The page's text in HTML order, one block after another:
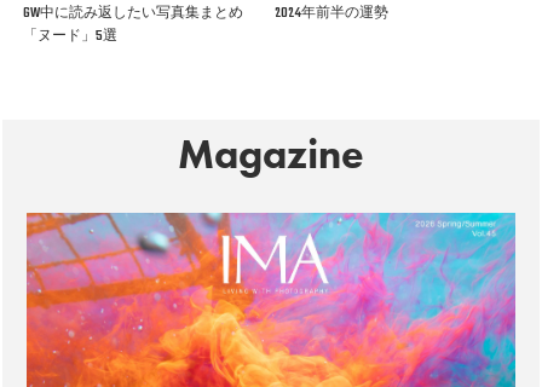
GW中に読み返したい写真集まとめ
「ヌード」5選
2024年前半の運勢
Magazine